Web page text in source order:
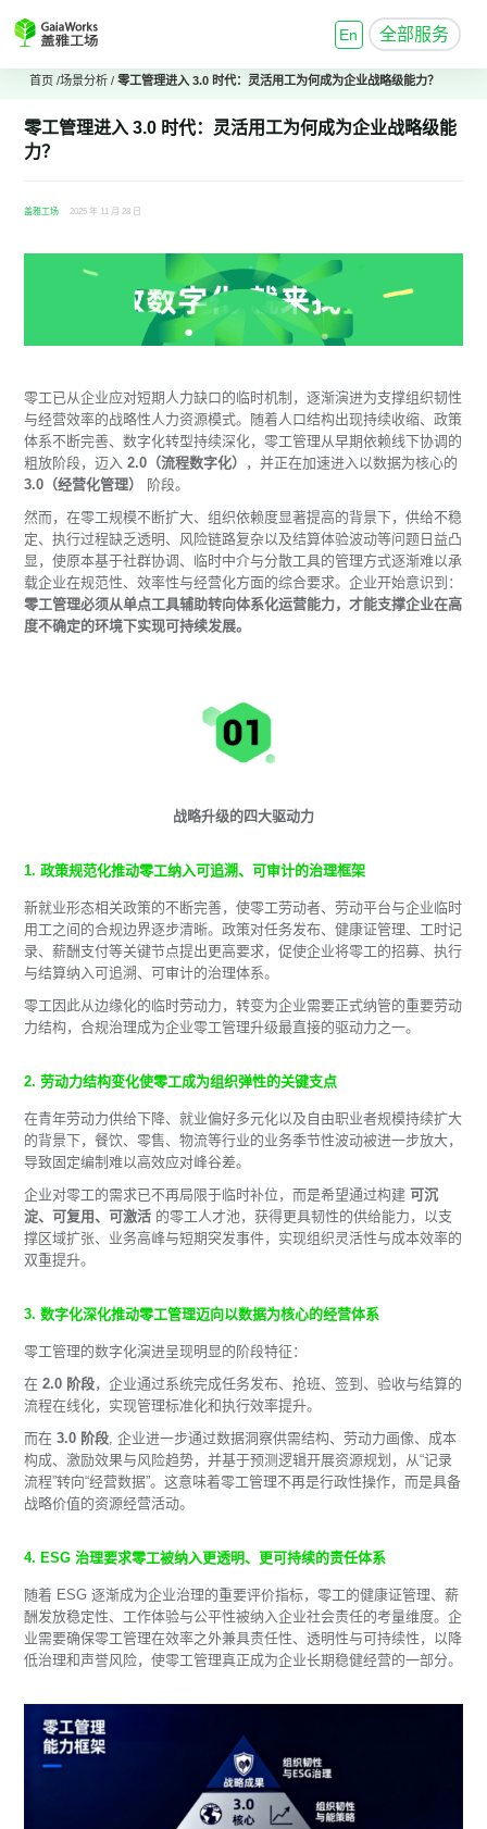
En 全部服务
首页 /场景分析 /零工管理进入 3.0 时代：灵活用工为何成为企业战略级能力？
零工管理进入 3.0 时代：灵活用工为何成为企业战略级能
力？
盖雅工场 2025 年 11 月 28 日
零工已从企业应对短期人力缺口的临时机制，逐渐演进为支撑组织韧性
与经营效率的战略性人力资源模式。随着人口结构出现持续收缩、政策
体系不断完善、数字化转型持续深化，零工管理从早期依赖线下协调的
粗放阶段，迈入2.0（流程数字化）
，并正在加速进入以数据为核心的
3.0（经营化管理）
阶段。
然而，在零工规模不断扩大、组织依赖度显著提高的背景下，供给不稳
定、执行过程缺乏透明、风险链路复杂以及结算体验波动等问题日益凸
显，使原本基于社群协调、临时中介与分散工具的管理方式逐渐难以承
载企业在规范性、效率性与经营化方面的综合要求。企业开始意识到：
零工管理必须从单点工具辅助转向体系化运营能力，才能支撑企业在高
度不确定的环境下实现可持续发展。
战略升级的四大驱动力
1. 政策规范化推动零工纳入可追溯、可审计的治理框架
新就业形态相关政策的不断完善，使零工劳动者、劳动平台与企业临时
用工之间的合规边界逐步清晰。政策对任务发布、健康证管理、工时记
录、薪酬支付等关键节点提出更高要求，促使企业将零工的招募、执行
与结算纳入可追溯、可审计的治理体系。
零工因此从边缘化的临时劳动力，转变为企业需要正式纳管的重要劳动
力结构，合规治理成为企业零工管理升级最直接的驱动力之一。
2. 劳动力结构变化使零工成为组织弹性的关键支点
在青年劳动力供给下降、就业偏好多元化以及自由职业者规模持续扩大
的背景下，餐饮、零售、物流等行业的业务季节性波动被进一步放大，
导致固定编制难以高效应对峰谷差。
企业对零工的需求已不再局限于临时补位，而是希望通过构建可沉
淀、可复用、可激活 的零工人才池，获得更具韧性的供给能力，以支
撑区域扩张、业务高峰与短期突发事件，实现组织灵活性与成本效率的
双重提升。
3. 数字化深化推动零工管理迈向以数据为核心的经营体系
零工管理的数字化演进呈现明显的阶段特征：
在2.0 阶段，企业通过系统完成任务发布、抢班、签到、验收与结算的
流程在线化，实现管理标准化和执行效率提升。
而在3.0 阶段, 企业进一步通过数据洞察供需结构、劳动力画像、成本
构成、激励效果与风险趋势，并基于预测逻辑开展资源规划，从“记录
流程”转向“经营数据”。这意味着零工管理不再是行政性操作，而是具备
战略价值的资源经营活动。
4. ESG 治理要求零工被纳入更透明、更可持续的责任体系
随着 ESG 逐渐成为企业治理的重要评价指标，零工的健康证管理、薪
酬发放稳定性、工作体验与公平性被纳入企业社会责任的考量维度。企
业需要确保零工管理在效率之外兼具责任性、透明性与可持续性，以降
低治理和声誉风险，使零工管理真正成为企业长期稳健经营的一部分。